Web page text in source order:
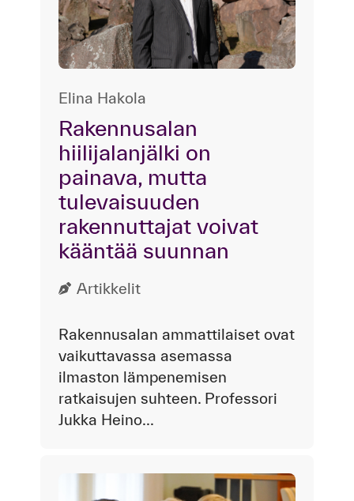
Elina Hakola
Rakennusalan
hiilijalanjälki on
painava, mutta
tulevaisuuden
rakennuttajat voivat
kääntää suunnan
Artikkelit
Rakennusalan ammattilaiset ovat
vaikuttavassa asemassa
ilmaston lämpenemisen
ratkaisujen suhteen. Professori
Jukka Heino...